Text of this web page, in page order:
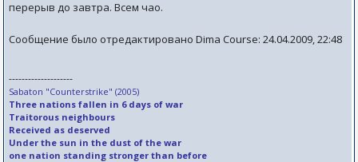
перерыв до завтра. Всем чао.
Сообщение было отредактировано Dima Course: 24.04.2009, 22:48
--------------------
Sabaton "Counterstrike" (2005)
Three nations fallen in 6 days of war
Traitorous neighbours
Received as deserved
Under the sun in the dust of the war
one nation standing stronger than before